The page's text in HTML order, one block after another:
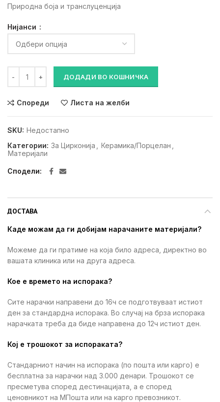
Природна боја и транслуценција
Нијанси
ДОДАДИ ВО КОШНИЧКА
Спореди Листа на желби
SKU: Недостапно
Категории: За Цирконија Керамика/Порцелан
Материјали
Сподели
ДОСТАВА
Каде можам да ги добијам нарачаните материјали?
Можеме да ги пратиме на која било адреса, директно во
вашата клиника или на друга адреса.
Кое е времето на испорака?
Сите нарачки направени до 16ч се подготвуваат истиот
ден за стандардна испорака. Во случај на брза испорака
нарачката треба да биде направена до 12ч истиот ден.
Кој е трошокот за испораката?
Стандарниот начин на испорака (по пошта или карго) е
бесплатна за нарачки над 3.000 денари. Трошокот се
пресметува според дестинацијата, а е според
ценовникот на МПошта или на карго превозникот.